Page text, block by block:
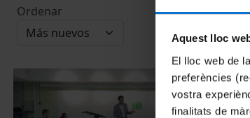
Aquest lloc
El lloc web de
preferències
vostra
finalitats de
Ordenar